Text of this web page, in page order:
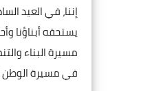
يستحقه أبناؤنا
مسيرة البناء
في مسيرة الوطن